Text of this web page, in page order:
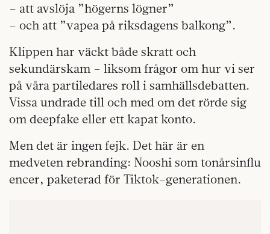
– att avslöja ”högerns lögner”
– och att ”vapea på riksdagens balkong”.
Klippen har väckt både skratt och
sekundärskam – liksom frågor om hur vi ser
på våra partiledares roll i samhällsdebatten.
Vissa undrade till och med om det rörde sig
om deepfake eller ett kapat konto.
Men det är ingen fejk. Det här är en
medveten rebranding: Nooshi som tonårsinflu
encer, paketerad för Tiktok-generationen.